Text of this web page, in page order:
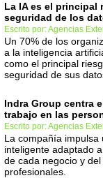
La IA es el principal
seguridad de los
Escrito por: Agencias
Un 70% de los
a la inteligencia
como el principal
seguridad de sus
Indra Group centra
trabajo en las
Escrito por: Agencias
La compañía impulsa
inteligente adaptado
de cada negocio y
profesionales.